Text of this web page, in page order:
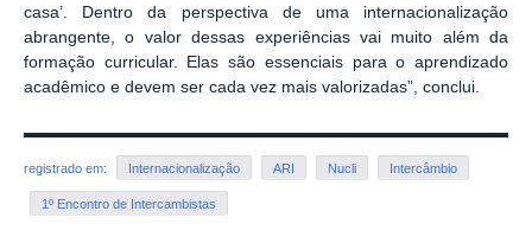
casa’. Dentro da perspectiva de uma internacionalização
abrangente, o valor dessas experiências vai muito além da
formação curricular. Elas são essenciais para o aprendizado
acadêmico e devem ser cada vez mais valorizadas”, conclui.
registrado em: Internacionalização ARI Nucli Intercâmbio
1º Encontro de Intercambistas